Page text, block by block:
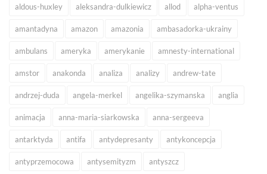
aldous-huxley aleksandra-dulkiewicz allod alpha-ventus
amantadyna amazon amazonia ambasadorka-ukrainy
ambulans ameryka amerykanie amnesty-international
amstor anakonda analiza analizy andrew-tate
andrzej-duda angela-merkel angelika-szymanska anglia
animacja anna-maria-siarkowska anna-sergeeva
antarktyda antifa antydepresanty antykoncepcja
antyprzemocowa antysemityzm antyszcz